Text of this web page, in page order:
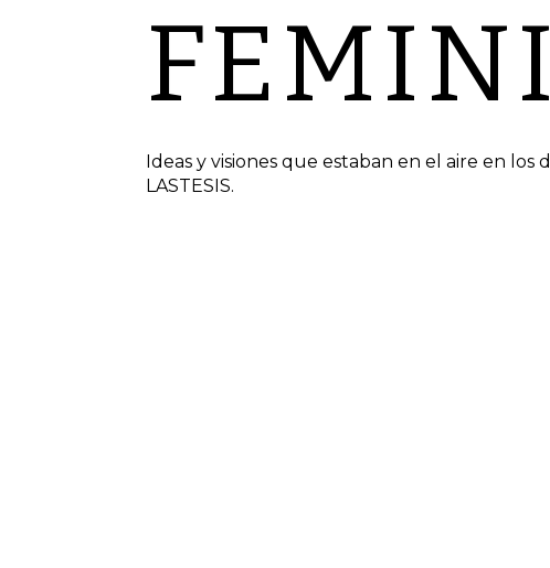
Ideas y visiones que estaban en el aire en
LASTESIS.